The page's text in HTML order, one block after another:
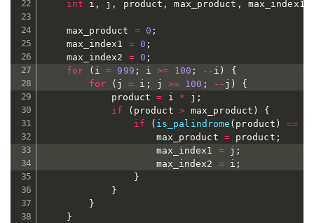
int i , j , product , max_product , max_index1
	max_product
= 0 ;
	max_index1
= 0 ;
	max_index2
= 0 ;
for
( i = 999 ; i >= 100 ; -- i )
{
for
( j = i ; j >= 100 ; -- j )
{
			product
= i * j ;
if
( product > max_product )
{
if
( is_palindrome ( product ) ==
					max_product
= product ;
					max_index1
= j ;
					max_index2
= i ;
}
}
}
}